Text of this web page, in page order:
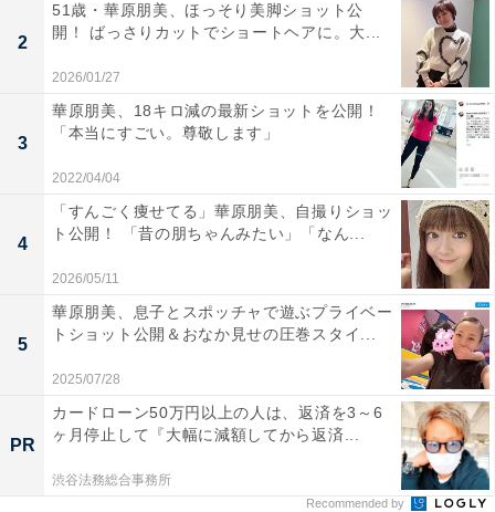
2
51歳・華原朋美、ほっそり美脚ショット公
開！ ばっさりカットでショートヘアに。大...
2026/01/27
3
華原朋美、18キロ減の最新ショットを公開！
「本当にすごい。尊敬します」
2022/04/04
4
「すんごく痩せてる」華原朋美、自撮りショッ
ト公開！ 「昔の朋ちゃんみたい」「なん...
2026/05/11
5
華原朋美、息子とスポッチャで遊ぶプライベー
トショット公開＆おなか見せの圧巻スタイ...
2025/07/28
PR
カードローン50万円以上の人は、返済を3～6
ヶ月停止して『大幅に減額してから返済...
渋谷法務総合事務所
Recommended by